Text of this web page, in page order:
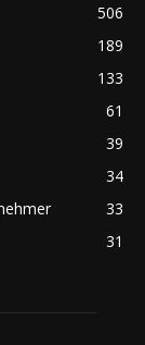
506
189
133
61
39
34
33
31